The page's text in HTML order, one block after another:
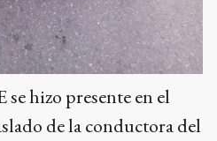
hizo presente en el
de la conductora del